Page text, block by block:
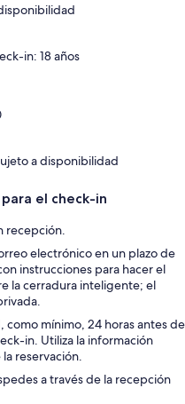
in: 18 años
a disponibilidad
el check-in
recepción.
electrónico en un plazo de
instrucciones para hacer el
la cerradura inteligente; el
mínimo, 24 horas antes de
in. Utiliza la información
reservación.
a través de la recepción